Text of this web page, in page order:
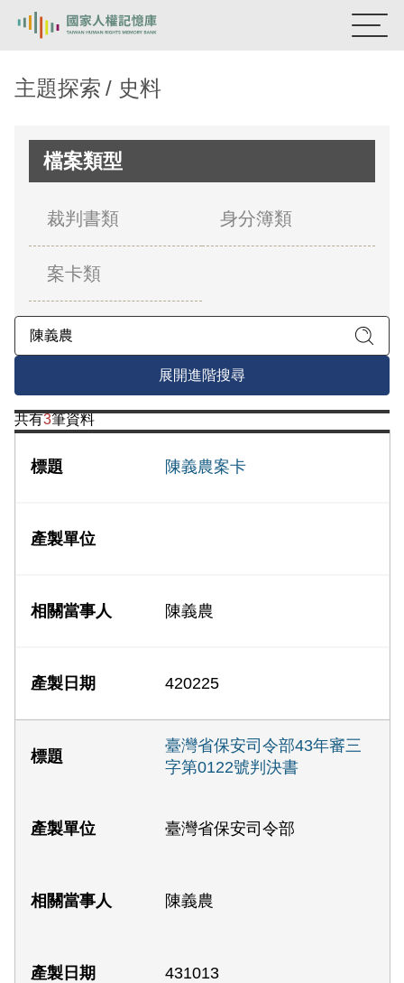
新生訓導處
關於我們
意見信箱
主題探索 史料
檔案類型
裁判書類 身分簿類
案卡類
展開進階搜尋
共有3筆資料
陳義農案卡
陳義農
420225
臺灣省保安司令部43年審三
字第0122號判決書
臺灣省保安司令部
陳義農
431013